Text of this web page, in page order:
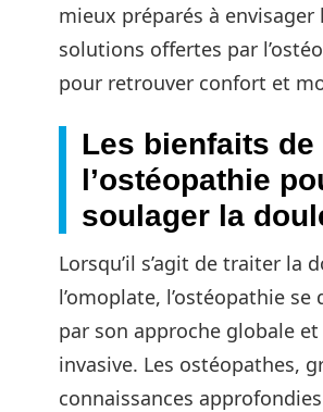
mieux préparés à envisager
solutions offertes par
pour retrouver confort et
Les bienfaits de
l’ostéopathie
soulager la
Lorsqu’il s’agit de traiter la
l’omoplate, l’ostéopathie
par son approche globale
invasive. Les ostéopathes,
connaissances